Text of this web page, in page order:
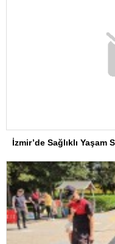
İzmir’de Sağlıklı